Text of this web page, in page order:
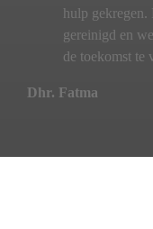
hulp gekregen.
gereinigd en
de toekomst te
Dhr. Fatma